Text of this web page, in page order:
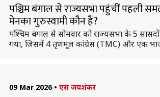
पश्चिम बंगाल से राज्यसभा पहुंचीं पहली
मेनका गुरुस्वामी कौन हैं?
पश्चिम बंगाल से सोमवार को राज्यसभा के 5
गया, जिसमें 4 तृणमूल कांग्रेस (TMC) और एक
09 Mar 2026 • एस जयशंकर